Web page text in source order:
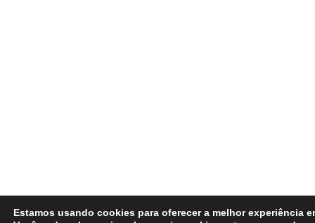
Estamos usando cookies para oferecer a melhor experiência